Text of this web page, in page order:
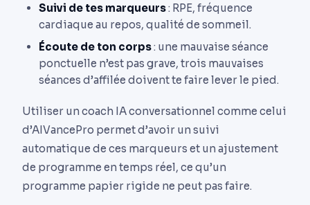
Suivi de tes marqueurs: RPE, fréquence
cardiaque au repos, qualité de sommeil.
Écoute de ton corps: une mauvaise séance
ponctuelle n’est pas grave, trois mauvaises
séances d’affilée doivent te faire lever le pied.
Utiliser un coach IA conversationnel comme celui
d’AIVancePro permet d’avoir un suivi
automatique de ces marqueurs et un ajustement
de programme en temps réel, ce qu’un
programme papier rigide ne peut pas faire.